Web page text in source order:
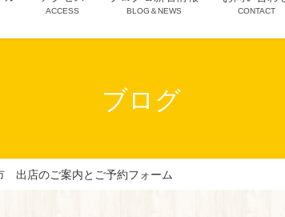
ACCESS BLOG＆NEWS CONTACT
ブログ
出店のご案内とご予約フォーム